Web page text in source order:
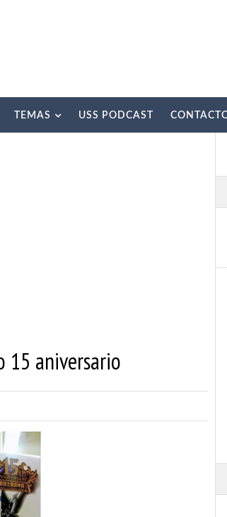
TEMAS USS PODCAST
15 aniversario